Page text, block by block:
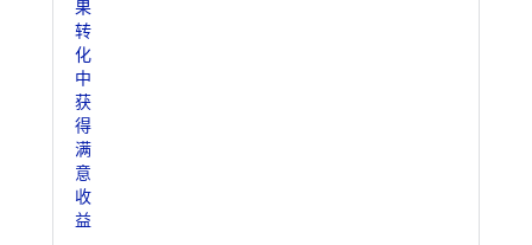
果
转
化
中
获
得
满
意
收
益